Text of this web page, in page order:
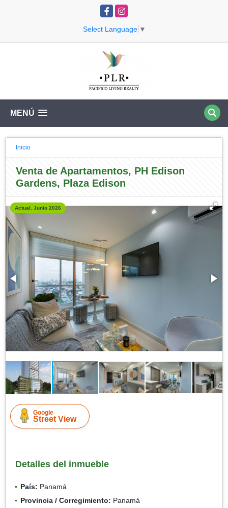
FacebookInstagram
Select Language ▼
MENÚ
Inicio
Venta de Apartamentos, PH Edison
Gardens, Plaza Edison
Actual. Junio 2026
Google
Street View
Detalles del inmueble
País: Panamá
Provincia / Corregimiento: Panamá